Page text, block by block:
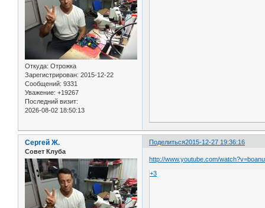
Откуда: Отрожка
Зарегистрирован: 2015-12-22
Сообщений: 9331
Уважение: +19267
Последний визит:
2026-08-02 18:50:13
Поделиться2015-12-27 19:36:16
Сергей Ж.
Совет Клуба
http://www.youtube.com/
+3